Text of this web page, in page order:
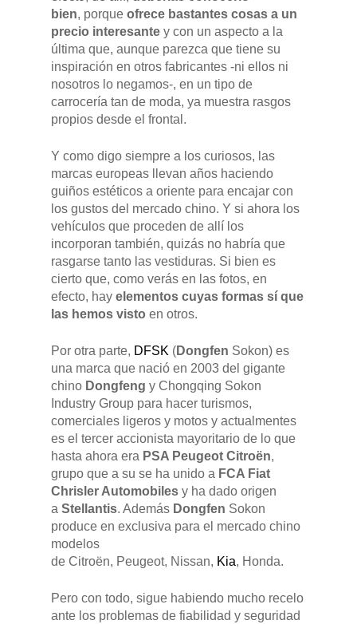
bien, porque ofrece bastantes cosas a un
precio interesante y con un aspecto a la
última que, aunque parezca que tiene su
inspiración en otros fabricantes -ni ellos ni
nosotros lo negamos-, en un tipo de
carrocería tan de moda, ya muestra rasgos
propios desde el frontal.
Y como digo siempre a los curiosos, las
marcas europeas llevan años haciendo
guiños estéticos a oriente para encajar con
los gustos del mercado chino. Y si ahora los
vehículos que proceden de allí los
incorporan también, quizás no habría que
rasgarse tanto las vestiduras. Si bien es
cierto que, como verás en las fotos, en
efecto, hay elementos cuyas formas sí que
las hemos visto en otros.
Por otra parte, DFSK (Dongfen Sokon) es
una marca que nació en 2003 del gigante
chino Dongfeng y Chongqing Sokon
Industry Group para hacer turismos,
comerciales ligeros y motos y actualmentes
es el tercer accionista mayoritario de lo que
hasta ahora era PSA Peugeot Citroën,
grupo que a su se ha unido a FCA Fiat
Chrisler Automobiles y ha dado origen
a Stellantis. Además Dongfen Sokon
produce en exclusiva para el mercado chino
modelos
de Citroën, Peugeot, Nissan, Kia, Honda.
Pero con todo, sigue habiendo mucho recelo
ante los problemas de fiabilidad y seguridad